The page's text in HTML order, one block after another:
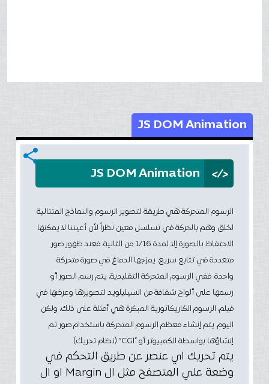
JS DOM Animation
share
</>
JS DOM Animation
الرسوم المتحركة هي طريقة لتصوير الرسوم والنماذج المتتالية
لخلق وهم بالحركة في تسلسل معين نظراً لأن أعيننا لا يمكنها
الاحتفاظ بالصورة إلا لمدة 1/16 من الثانية، فعند ظهور صور
متعددة في تتابع سريع، يمزجها الدماغ في صورة متحركة
واحدة، ففي الرسوم المتحركة التقليدية، يتم رسم الصور أو
رسمها على ألواح شفافة من السيليلويد لتصويرها وعرضها في
فيلم، الرسوم الكاريكاتورية المبكرة هي أمثلة على ذلك، ولكن
اليوم، يتم إنشاء معظم الرسوم المتحركة باستخدام صور تم
إنشاؤها بواسطة الكمبيوتر أو “CGI” (نظام تحريك).
يتم تحريك اي عنصر عن طريق التحكم في
وضعة علي المتصفح مثل ال Margin او ال